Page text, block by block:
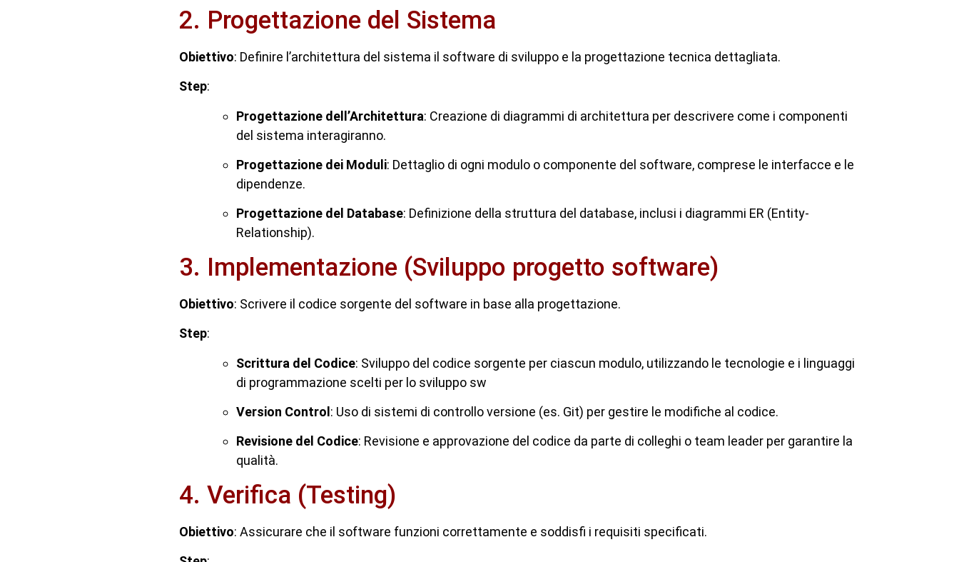
2. Progettazione del Sistema
Obiettivo: Definire l’architettura del sistema il software di sviluppo e la progettazione tecnica dettagliata.
Step:
Progettazione dell’Architettura: Creazione di diagrammi di architettura per descrivere come i componenti
del sistema interagiranno.
Progettazione dei Moduli: Dettaglio di ogni modulo o componente del software, comprese le interfacce e le
dipendenze.
Progettazione del Database: Definizione della struttura del database, inclusi i diagrammi ER (Entity-
Relationship).
3. Implementazione (Sviluppo progetto software)
Obiettivo: Scrivere il codice sorgente del software in base alla progettazione.
Step:
Scrittura del Codice: Sviluppo del codice sorgente per ciascun modulo, utilizzando le tecnologie e i linguaggi
di programmazione scelti per lo sviluppo sw
Version Control : Uso di sistemi di controllo versione (es. Git) per gestire le modifiche al codice.
Revisione del Codice: Revisione e approvazione del codice da parte di colleghi o team leader per garantire la
qualità.
4. Verifica (Testing)
Obiettivo: Assicurare che il software funzioni correttamente e soddisfi i requisiti specificati.